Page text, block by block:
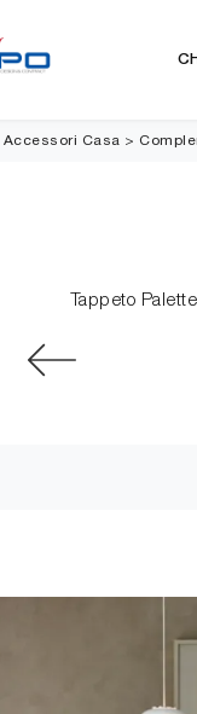
Accessori Casa >
Tappeto